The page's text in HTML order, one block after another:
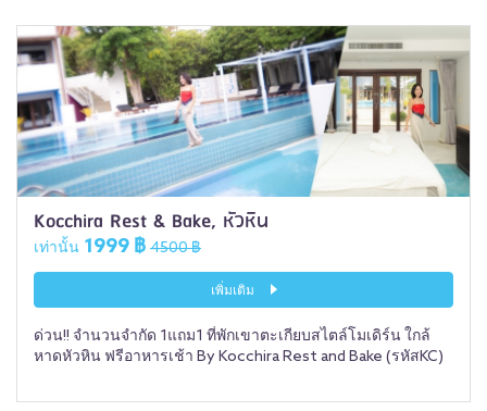
Kocchira Rest & Bake, หัวหิน
เท่านั้น 1999 ฿ 4500 ฿
เพิ่มเติม
ด่วน!! จำนวนจำกัด 1แถม1 ที่พักเขาตะเกียบสไตล์โมเดิร์น ใกล้
หาดหัวหิน ฟรีอาหารเช้า By Kocchira Rest and Bake (รหัสKC)